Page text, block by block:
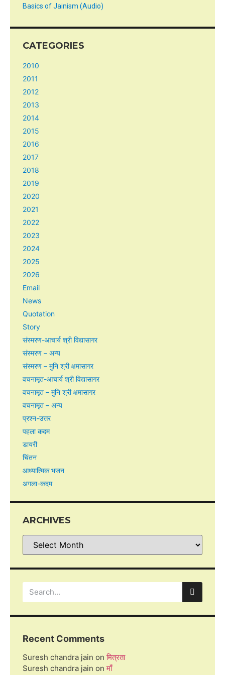
Basics of Jainism (Audio)
CATEGORIES
2010
2011
2012
2013
2014
2015
2016
2017
2018
2019
2020
2021
2022
2023
2024
2025
2026
Email
News
Quotation
Story
संस्मरण-आचार्य श्री विद्यासागर
संस्मरण – अन्य
संस्मरण – मुनि श्री क्षमासागर
वचनामृत-आचार्य श्री विद्यासागर
वचनामृत – मुनि श्री क्षमासागर
वचनामृत – अन्य
प्रश्न-उत्तर
पहला कदम
डायरी
चिंतन
आध्यात्मिक भजन
अगला-कदम
ARCHIVES
Recent Comments
Suresh chandra jain onमित्रता
Suresh chandra jain onमाँ